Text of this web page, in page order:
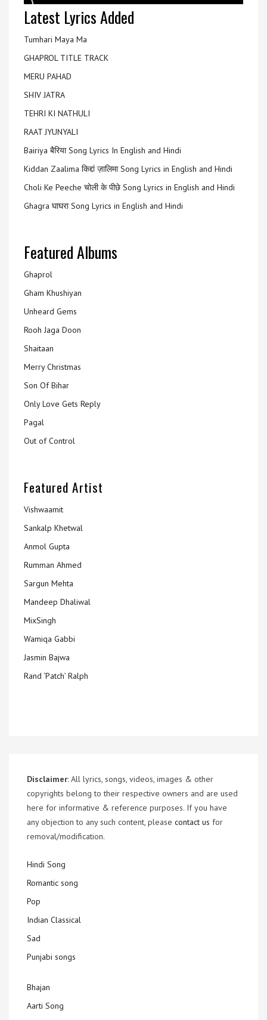
Latest Lyrics Added
Tumhari Maya Ma
GHAPROL TITLE TRACK
MERU PAHAD
SHIV JATRA
TEHRI KI NATHULI
RAAT JYUNYALI
Bairiya बैरिया Song Lyrics In English and Hindi
Kiddan Zaalima किद्दां ज़ालिमा Song Lyrics in English and Hindi
Choli Ke Peeche चोली के पीछे Song Lyrics in English and Hindi
Ghagra घाघरा Song Lyrics in English and Hindi
Featured Albums
Ghaprol
Gham Khushiyan
Unheard Gems
Rooh Jaga Doon
Shaitaan
Merry Christmas
Son Of Bihar
Only Love Gets Reply
Pagal
Out of Control
Featured Artist
Vishwaamit
Sankalp Khetwal
Anmol Gupta
Rumman Ahmed
Sargun Mehta
Mandeep Dhaliwal
MixSingh
Wamiqa Gabbi
Jasmin Bajwa
Rand ‘Patch’ Ralph
Disclaimer: All lyrics, songs, videos, images & other
copyrights belong to their respective owners and are used
here for informative & reference purposes. If you have
any objection to any such content, please contact us for
removal/modification.
Hindi Song
Romantic song
Pop
Indian Classical
Sad
Punjabi songs
Bhajan
Aarti Song